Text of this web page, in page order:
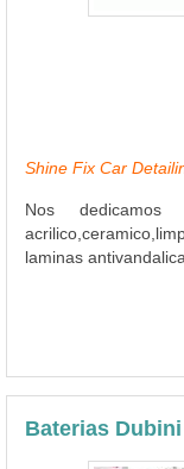
Shine Fix Car
Nos dedicamos
laminas
Baterias Dubini